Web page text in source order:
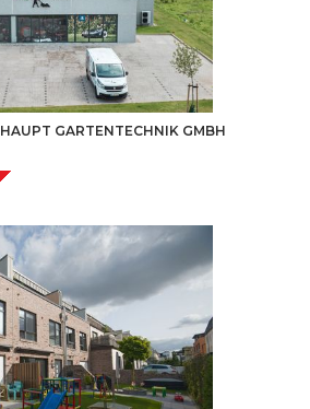
HAUPT GARTENTECHNIK GMBH